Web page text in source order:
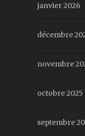
janvier 2026
décembre
novembre
octobre 2025
septembre